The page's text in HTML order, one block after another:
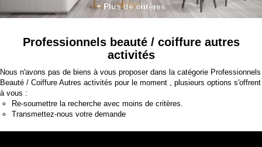
+ Plus de critères
Professionnels beauté / coiffure autres
activités
Nous n'avons pas de biens à vous proposer dans la catégorie Professionnels
Beauté / Coiffure Autres activités pour le moment , plusieurs options s'offrent
à vous :
Re-soumettre la recherche avec moins de critères.
Transmettez-nous votre demande